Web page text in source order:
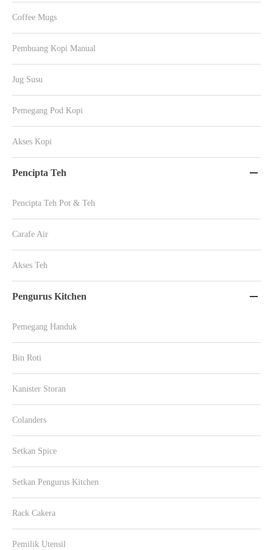
Coffee Mugs
Pembuang Kopi Manual
Jug Susu
Pemegang Pod Kopi
Akses Kopi
Pencipta Teh 
Pencipta Teh Pot & Teh
Carafe Air
Akses Teh
Pengurus Kitchen 
Pemegang Handuk
Bin Roti
Kanister Storan
Colanders
Setkan Spice
Setkan Pengurus Kitchen
Rack Cakera
Pemilik Utensil